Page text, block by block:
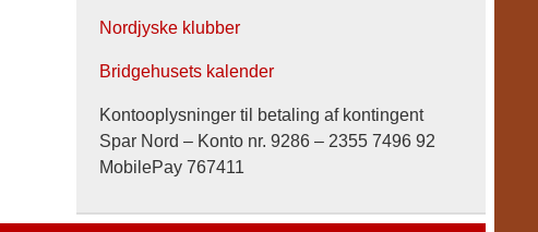
Nordjyske klubber
Bridgehusets kalender
Kontooplysninger til betaling af kontingent
Spar Nord – Konto nr. 9286 – 2355 7496 92
MobilePay 767411